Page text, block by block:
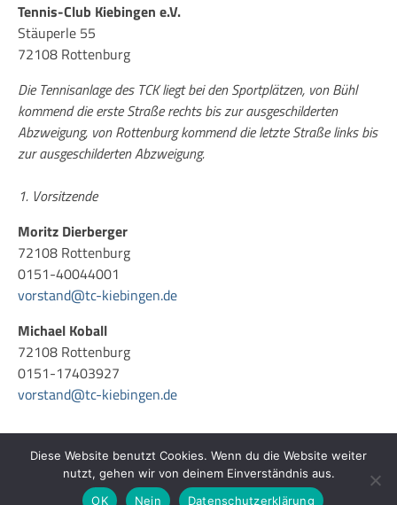
Tennis-Club Kiebingen e.V.
Stäuperle 55
72108 Rottenburg
Die Tennisanlage des TCK liegt bei den Sportplätzen, von Bühl
kommend die erste Straße rechts bis zur ausgeschilderten
Abzweigung, von Rottenburg kommend die letzte Straße links bis
zur ausgeschilderten Abzweigung.
1. Vorsitzende
Moritz Dierberger
72108 Rottenburg
0151-40044001
vorstand@tc-kiebingen.de
Michael Koball
72108 Rottenburg
0151-17403927
vorstand@tc-kiebingen.de
© 2026 Tennisclub Kiebingen |Admin
Diese Website benutzt Cookies. Wenn du die Website weiter
nutzt, gehen wir von deinem Einverständnis aus.
OK
Nein Datenschutzerklärung